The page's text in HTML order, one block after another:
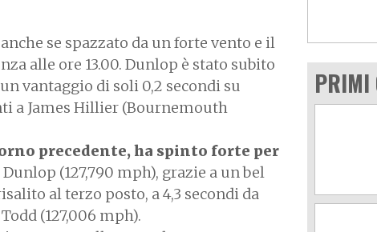
se spazzato da un forte vento e il
alle ore 13.00. Dunlop è stato subito
vantaggio di soli 0,2 secondi su
a James Hillier (Bournemouth
precedente, ha spinto forte per
(127,790 mph), grazie a un bel
al terzo posto, a 4,3 secondi da
(127,006 mph).
PRIMI